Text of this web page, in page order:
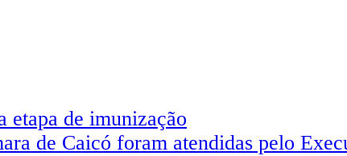
etapa de imunização
de Caicó foram atendidas pelo